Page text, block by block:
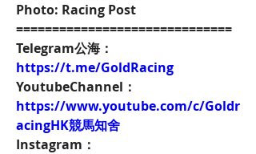
Photo: Racing Post
==============================
Telegram公海：
https://t.me/GoldRacing
YoutubeChannel：
https://www.youtube.com/c/Goldr
acingHK競馬知舍
Instagram：